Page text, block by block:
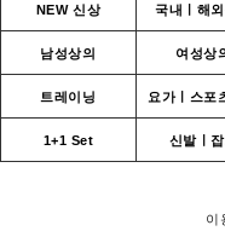
NEW 신상 국내ㅣ해
남성상의 여성상
트레이닝 요가ㅣ스포
1+1 Set 신발ㅣ
이